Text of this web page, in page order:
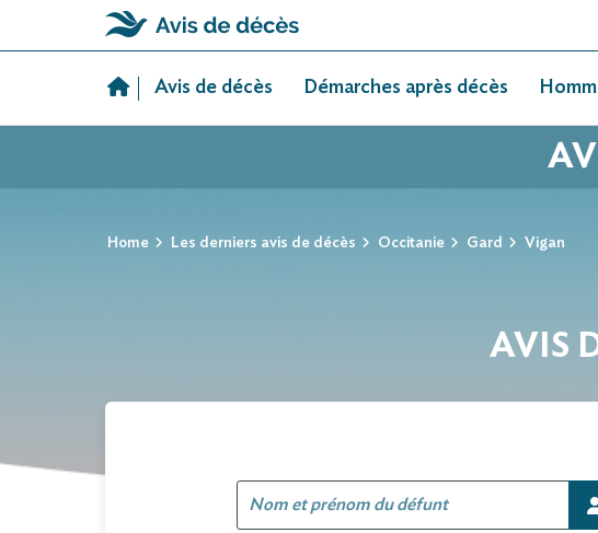
Avis de décès Démarches après décès
Home Les derniers avis de décès Occitanie Gard Vigan
AVIS